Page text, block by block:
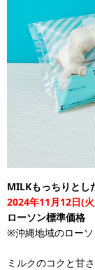
MILKもっちりとし
2024年11月12日(火
ローソン標準価格
※沖縄地域のローソ
ミルクのコクと甘